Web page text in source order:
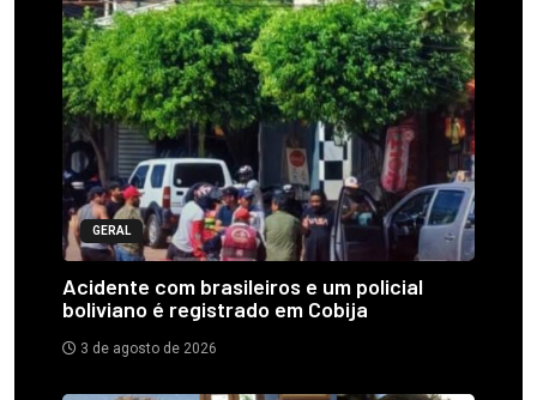
GERAL
Acidente com brasileiros e um policial
boliviano é registrado em Cobija
3 de agosto de 2026